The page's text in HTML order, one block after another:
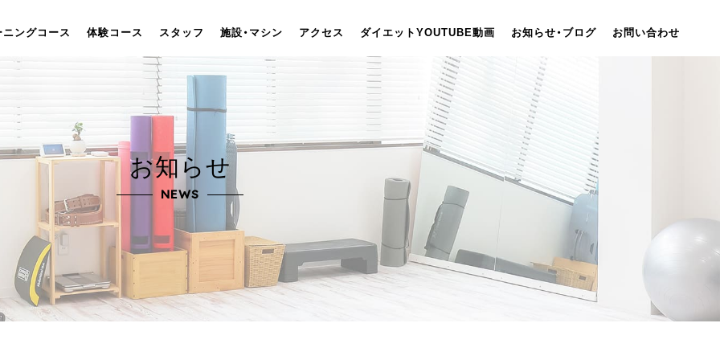
ニングコース 体験コース スタッフ 施設・マシン アクセス ダイエットYOUTUBE動画 お知らせ・ブログ お問い合わせ
お知らせ
NEWS